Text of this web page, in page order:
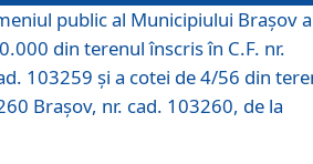
public al Municipiului Braşov a
din terenul înscris în C.F. nr.
103259 și a cotei de 4/56 din
Brașov, nr. cad. 103260, de la